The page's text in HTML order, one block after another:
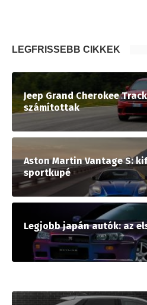
LEGFRISSEBB CIKKEK
Jeep Grand Cherokee
számítottak
Aston Martin Vantage S:
sportkupé
Legjobb japán autók: az